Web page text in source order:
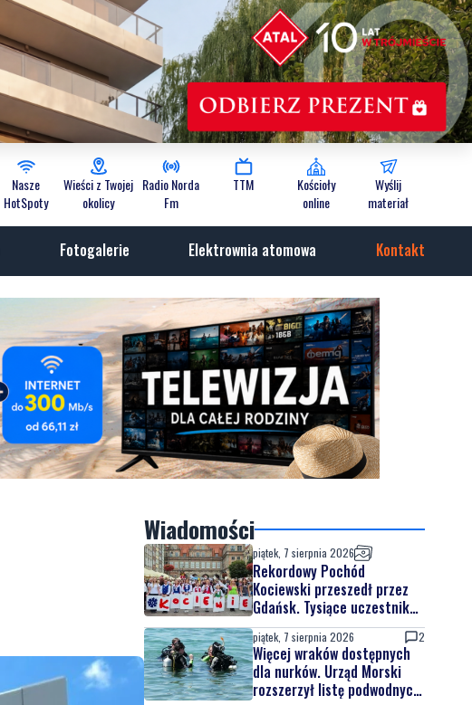
Nasze
HotSpoty
Wieści z Twojej
okolicy
Radio Norda
Fm
TTM
Kościoły
online
Wyślij
materiał
Fotogalerie Elektrownia atomowa Kontakt
Wiadomości
piątek, 7 sierpnia 2026
Rekordowy Pochód
Kociewski przeszedł przez
Gdańsk. Tysiące uczestników
na jubileuszowej edycji
piątek, 7 sierpnia 2026 2
Więcej wraków dostępnych
dla nurków. Urząd Morski
rozszerzył listę podwodnych